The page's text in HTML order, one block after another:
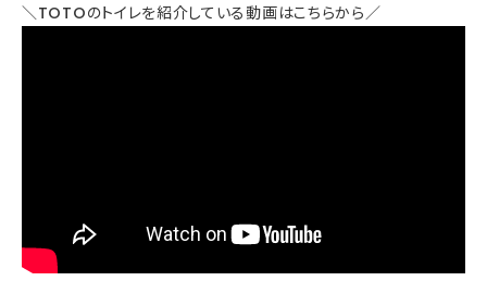
＼TOTOのトイレを紹介している動画はこちらから／